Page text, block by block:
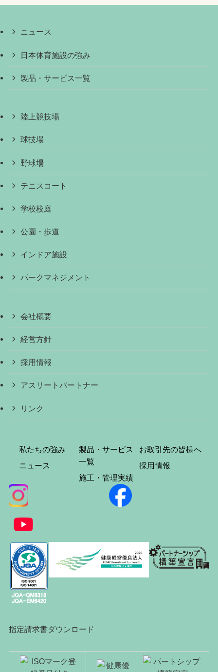
ニュース
日本体育施設の強み
製品・サービス一覧
陸上競技場
球技場
野球場
テニスコート
学校校庭
公園・歩道
インドア施設
パークマネジメント
会社概要
経営方針
採用情報
アスリートパートナー
リンク
私たちの強み
ニュース
製品・サービス
一覧
施工・管理実績
お取引先の皆様へ
採用情報
指定請求書ダウンロード